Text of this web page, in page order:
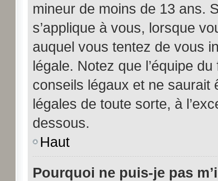
mineur de moins de 13 ans.
s’applique à vous, lorsque
auquel vous tentez de vous
légale. Notez que l’équipe
conseils légaux et ne saurait
légales de toute sorte, à
dessous.
Haut
Pourquoi ne puis-je pas